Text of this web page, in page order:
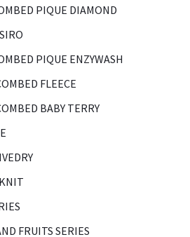
PIQUE DIAMOND
PIQUE ENZYWASH
FLEECE
BABY TERRY
FRUITS SERIES